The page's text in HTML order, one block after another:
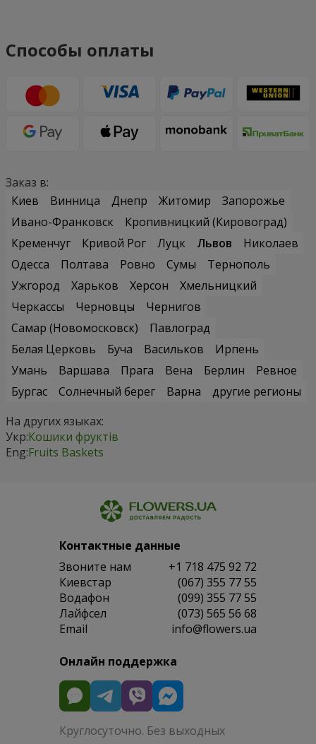
Способы оплаты
Заказ в:
Киев
Винница Днепр Житомир
Запорожье
Ивано-Франковск
Кропивницкий (Кировоград)
Кременчуг
Кривой Рог Луцк Львов
Николаев
Одесса
Полтава Ровно Сумы
Тернополь
Ужгород
Харьков Херсон
Хмельницкий
Черкассы
Черновцы
Чернигов
Самар (Новомосковск)
Павлоград
Белая Церковь
Буча Васильков
Ирпень
Умань
Варшава Прага Вена Берлин
Ревное
Бургас
Солнечный берег Варна
другие регионы
На других языках:
Укр:Кошики фруктів
Eng:Fruits Baskets
Контактные данные
Звоните нам
+1 718 475 92 72
Киевстар
(067) 355 77 55
Водафон
(099) 355 77 55
Лайфсел
(073) 565 56 68
Email
info@flowers.ua
Онлайн поддержка
Круглосуточно. Без выходных